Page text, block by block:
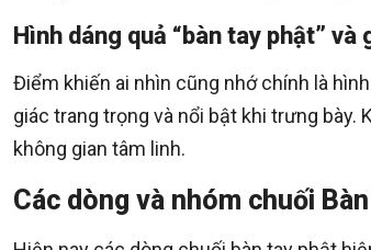
Hình dáng quả “bàn tay phật”
Điểm khiến ai nhìn cũng nhớ chính là
giác trang trọng và nổi bật khi trưng bày.
không gian tâm linh.
Các dòng và nhóm chuối